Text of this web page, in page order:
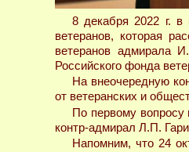
8 декабря 2022 г. в
ветеранов, которая
ветеранов адмирала
Российского фонда
На внеочередную
от ветеранских и
По первому
контр-адмирал Л.П.
Напомним, что 24